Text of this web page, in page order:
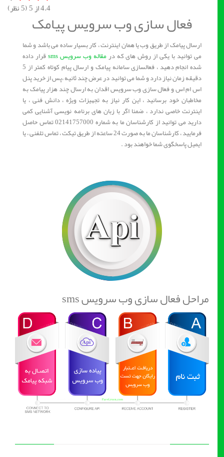
4.4از 5 ( 5نظر)
فعال سازی وب سرویس پیامک
ارسال پیامک از طریق وب یا همان اینترنت ، کار بسیار ساده می باشد و شما
می توانید با یکی از روش های که درمقاله وب سرویس sms
قرار داده
شده انجام دهید ، فعالسازی سامانه پیامک و ارسال پیام کوتاه کمتر از 5
دقیقه زمان نیاز دارد و شما می توانید در عرض چند ثانیه ،پس از خرید پنل
اس ام اس و فعال سازی وب سرویس اقدان به ارسال چند هزار پیامک به
مخاطبان خود برسانید ، این کار نیاز به تجهیزات ویژه ، دانش فنی ، یا
اینترنت خاصی ندارد ، ضمنا اگر با زبان های برنامه نویسی آشنایی کمی
دارید می توانید از کارشناسان ما به شماره 02141757000 تماس حاصل
فرمایید ، کارشناسان ما به صورت 24 ساعته از طریق تیکت ، تماس تلفنی ، یا
ایمیل پاسخگوی شما خواهند بود .
مراحل فعال سازی وب سرویس sms